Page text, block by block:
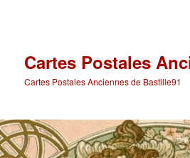
Cartes Postales
Cartes Postales Anciennes de Bastille91